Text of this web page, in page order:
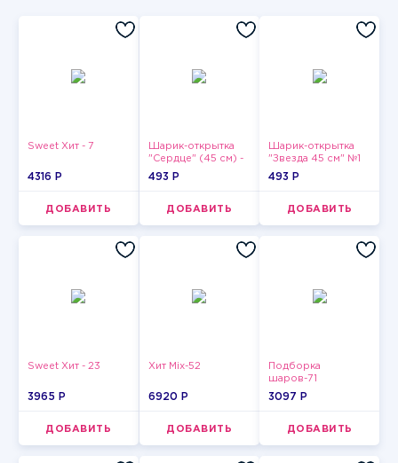
Sweet Хит - 7
4316 P
ДОБАВИТЬ
Шарик-открытка
"Сердце" (45 см) -
2
493 P
ДОБАВИТЬ
Шарик-открытка
"Звезда 45 см" №1
493 P
ДОБАВИТЬ
Sweet Хит - 23
3965 P
ДОБАВИТЬ
Хит Mix-52
6920 P
ДОБАВИТЬ
Подборка
шаров-71
3097 P
ДОБАВИТЬ